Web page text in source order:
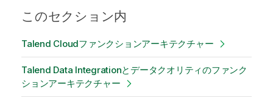
このセクション内
Talend Cloudファンクションアーキテクチャー
Talend Data Integrationとデータクオリティのファンク
ションアーキテクチャー